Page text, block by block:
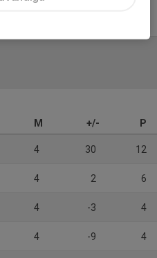
M +/- P
4 30 12
4 2 6
4 -3 4
4 -9 4